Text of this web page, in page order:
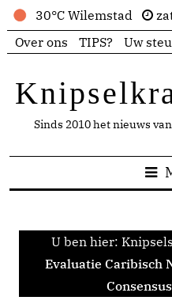
30°C Wilemstad
Over ons
TIPS? Uw
Sinds 2010 het nieuws
U ben hier: Knipsels
Evaluatie Caribisch